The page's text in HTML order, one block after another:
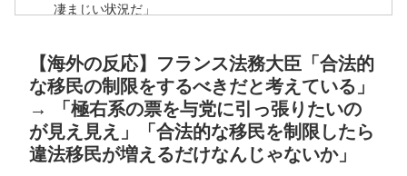
凄まじい状況だ」
事！W杯予選でレフリーへの不適切接待発覚！海外騒
然！【海外の反応】
▶
【伝説の100得点、いまだ都市伝説扱い】海外「バムの
83点でようやく信じた」
日本人「敷地内に勝手に停めた車がバチバチにブロック
【海外の反応】フランス法務大臣「合法的
な移民の制限をするべきだと考えている」
→ 「極右系の票を与党に引っ張りたいの
が見え見え」「合法的な移民を制限したら
違法移民が増えるだけなんじゃないか」